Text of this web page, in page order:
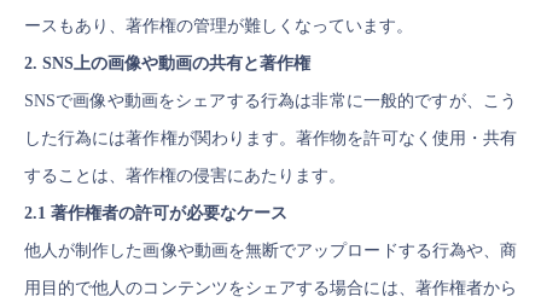
ースもあり、著作権の管理が難しくなっています。
2. SNS上の画像や動画の共有と著作権
SNSで画像や動画をシェアする行為は非常に一般的ですが、こう
した行為には著作権が関わります。著作物を許可なく使用・共有
することは、著作権の侵害にあたります。
2.1 著作権者の許可が必要なケース
他人が制作した画像や動画を無断でアップロードする行為や、商
用目的で他人のコンテンツをシェアする場合には、著作権者から